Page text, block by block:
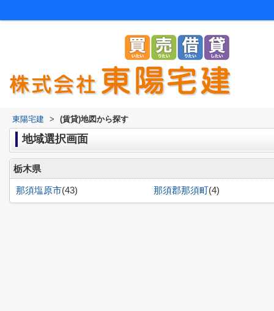
東陽宅建 > (賃貸)地図から探す
地域選択画面
栃木県
那須塩原市(43) 那須郡那須町(4)